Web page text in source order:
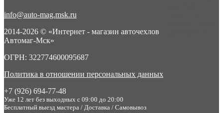
info@auto-mag.msk.ru
2014-2026 © «Интернет - магазин авточехлов
Автомаг-Мск»
ОГРН: 322774600095687
Политика в отношении персональных данных
+7 (926) 694-77-48
Уже 12 лет без выходных с 09:00 до 20:00
Бесплатный выезд мастера / Доставка / Самовывоз